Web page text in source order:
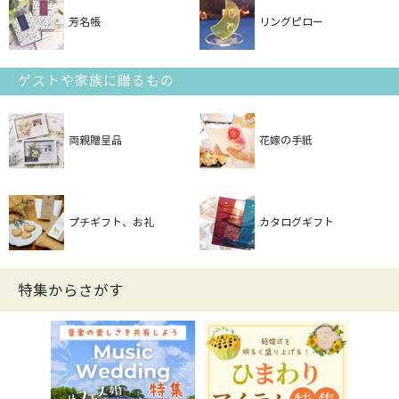
芳名帳 リングピロー
ゲストや家族に贈るもの
両親贈呈品 花嫁の手紙
プチギフト、お礼 カタログギフト
特集からさがす